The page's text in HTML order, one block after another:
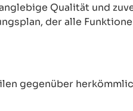
Qualität und
der alle
gegenüber